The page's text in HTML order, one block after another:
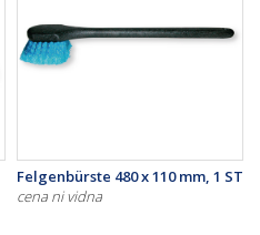
Felgenbürste 480 x 110 mm, 1 ST
cena ni vidna